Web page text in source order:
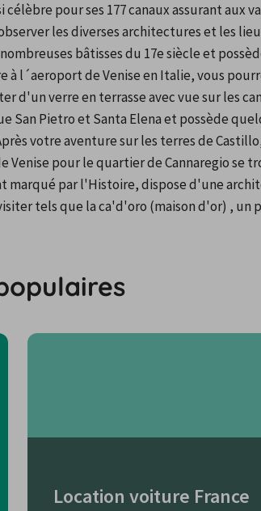
pour ses 177 canaux assurant aux
les diverses architectures et les
bâtisses du 17e siècle et
l´aeroport de Venise en Italie, vous
d'un verre en terrasse avec vue sur les
Pietro et Santa Elena et possède
votre aventure sur les terres de
pour le quartier de Cannaregio se
marqué par l'Histoire, dispose d'une
tels que la ca'd'oro (maison d'or) , un
Location voiture France